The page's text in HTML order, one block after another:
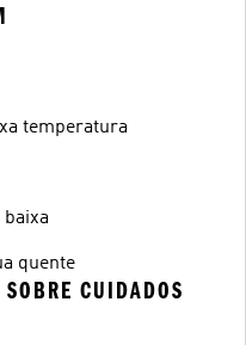
temperatura
quente
CUIDADOS